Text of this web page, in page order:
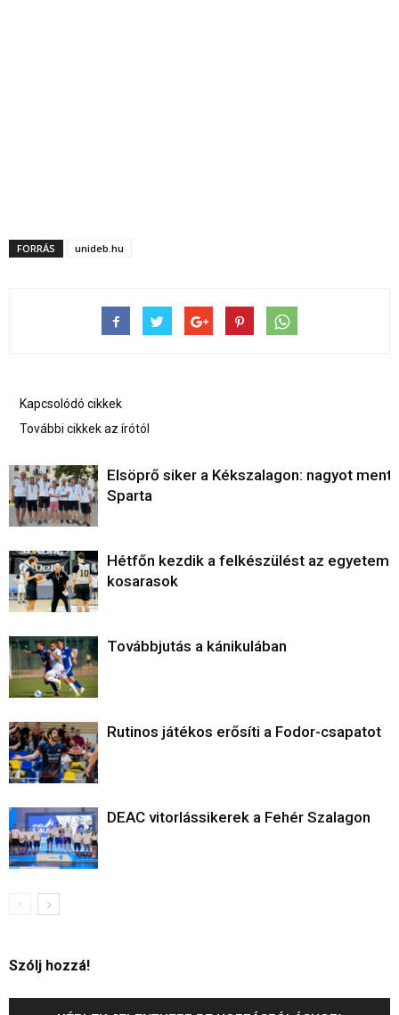
FORRÁS unideb.hu
Kapcsolódó cikkek
További cikkek az írótól
Elsöprő siker a Kékszalagon: nagyot ment
Sparta
Hétfőn kezdik a felkészülést az egyetemi
kosarasok
Továbbjutás a kánikulában
Rutinos játékos erősíti a Fodor-csapatot
DEAC vitorlássikerek a Fehér Szalagon
Szólj hozzá!